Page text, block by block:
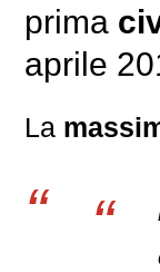
prima
aprile
La